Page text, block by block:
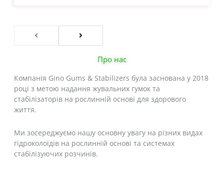
Про нас
Компанія Gino Gums & Stabilizers була заснована у 2018
році з метою надання жувальних гумок та
стабілізаторів на рослинній основі для здорового
життя.
Ми зосереджуємо нашу основну увагу на різних видах
гідроколоїдів на рослинній основі та системах
стабілізуючих розчинів.